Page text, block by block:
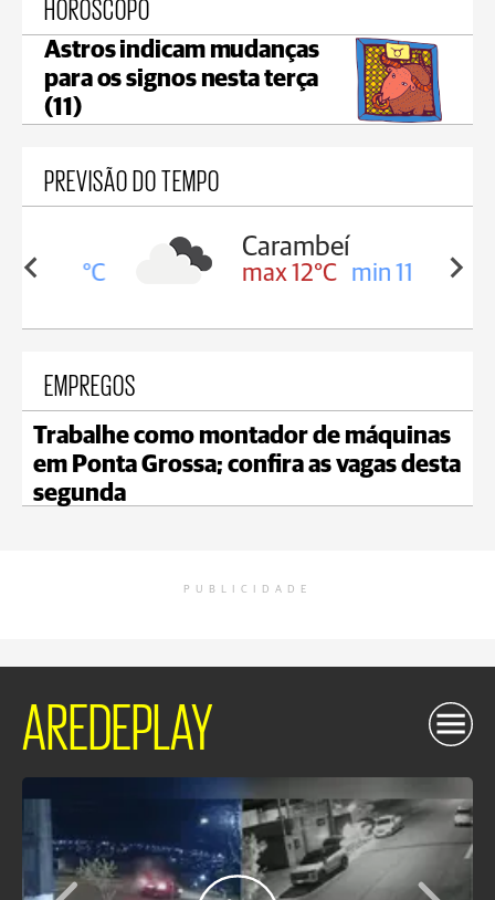
HORÓSCOPO
Astros indicam mudanças
para os signos nesta terça
(11)
PREVISÃO DO TEMPO
12°C
Carambeí
max 12°C min 11°C
EMPREGOS
Trabalhe como montador de máquinas
em Ponta Grossa; confira as vagas desta
segunda
PUBLICIDADE
AREDEPLAY